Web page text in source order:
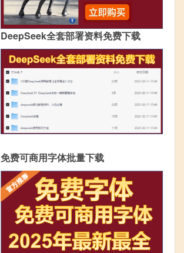
DeepSeek全套部署资料免费下载
免费可商用字体批量下载